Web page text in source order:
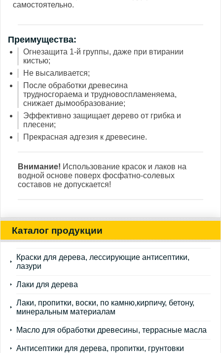
Каталог продукции
Краски для дерева, лессирующие антисептики,
лазури
Лаки для дерева
Лаки, пропитки, воски, по камню,кирпичу, бетону,
минеральным материалам
Масло для обработки древесины, террасные масла
Антисептики для дерева, пропитки, грунтовки
самостоятельно.
Преимущества:
Огнезащита 1-й группы, даже при втирании
кистью;
Не высаливается;
После обработки древесина
трудносгораема и трудновоспламеняема,
снижает дымообразование;
Эффективно защищает дерево от грибка и
плесени;
Прекрасная адгезия к древесине.
Внимание! Использование красок и лаков на
водной основе поверх фосфатно-солевых
составов не допускается!